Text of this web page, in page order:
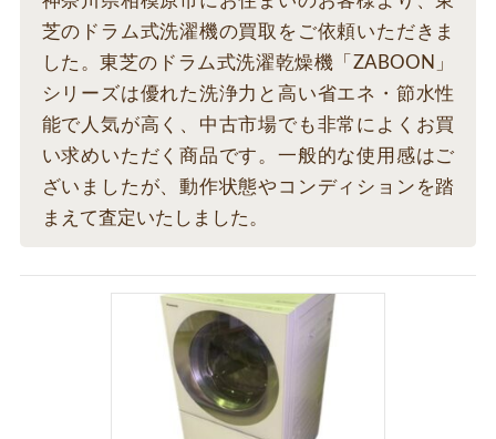
芝のドラム式洗濯機の買取をご依頼いただきま
した。東芝のドラム式洗濯乾燥機「ZABOON」
シリーズは優れた洗浄力と高い省エネ・節水性
能で人気が高く、中古市場でも非常によくお買
い求めいただく商品です。一般的な使用感はご
ざいましたが、動作状態やコンディションを踏
まえて査定いたしました。